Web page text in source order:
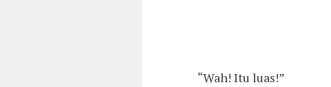
“Wah! Itu luas!”